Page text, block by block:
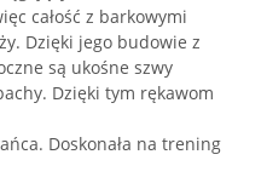
całość z barkowymi
Dzięki jego budowie z
są ukośne szwy
Dzięki tym rękawom
Doskonała na trening